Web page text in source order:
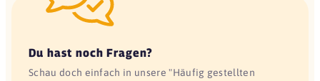
Du hast noch Fragen?
Schau doch einfach in unsere "Häufig gestellten